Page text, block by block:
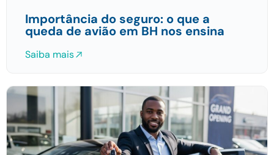
Importância do seguro: o que a
queda de avião em BH nos ensina
Saiba mais